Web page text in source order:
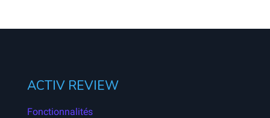
ACTIV REVIEW
Fonctionnalités